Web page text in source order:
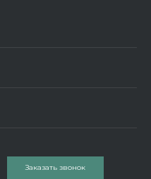
Заказать звонок